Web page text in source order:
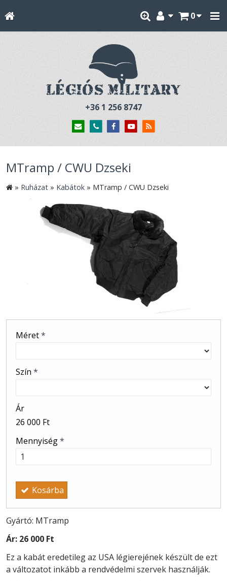
0
+36 1 256 8747
MTramp / CWU Dzseki
» Ruházat » Kabátok » MTramp / CWU Dzseki
Méret*
Szín *
Ár
26 000 Ft
Mennyiség*
Kosárba
Gyártó: MTramp
Ár: 26 000 Ft
Ez a kabát eredetileg az USA légierejének készült de ezt
a változatot inkább a rendvédelmi szervek használják.